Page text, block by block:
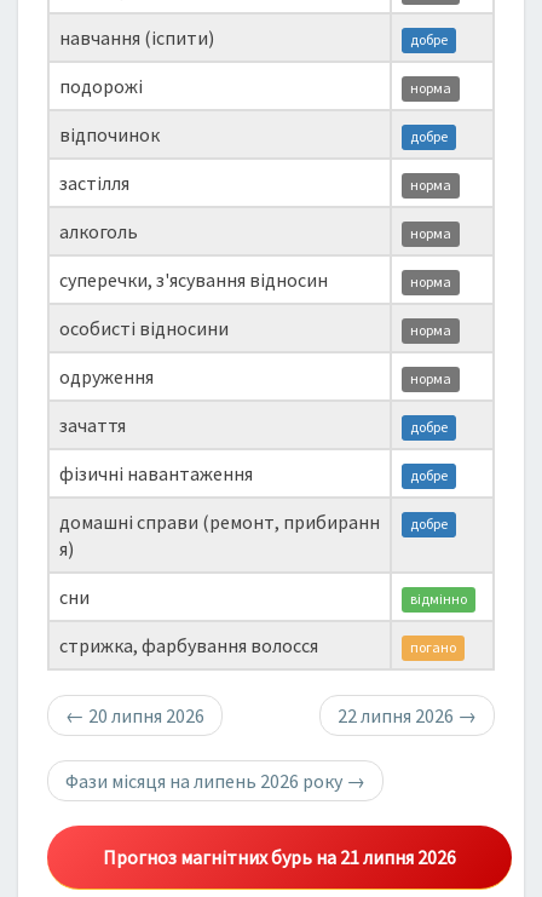
навчання (іспити) добре
подорожі норма
відпочинок добре
застілля норма
алкоголь норма
суперечки, з'ясування відносин норма
особисті відносини норма
одруження норма
зачаття добре
фізичні навантаження добре
домашні справи (ремонт, прибиранн
я)
добре
сни відмінно
стрижка, фарбування волосся погано
← 20 липня 2026 22 липня 2026 →
Фази місяця на липень 2026 року →
Прогноз магнітних бурь на 21 липня 2026